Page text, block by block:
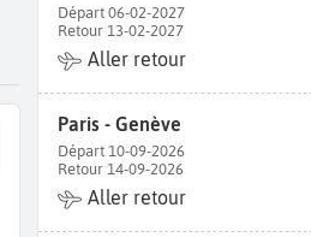
Départ 06-02-2027
Retour 13-02-2027
Aller retour
Paris - Genève
Départ 10-09-2026
Retour 14-09-2026
Aller retour